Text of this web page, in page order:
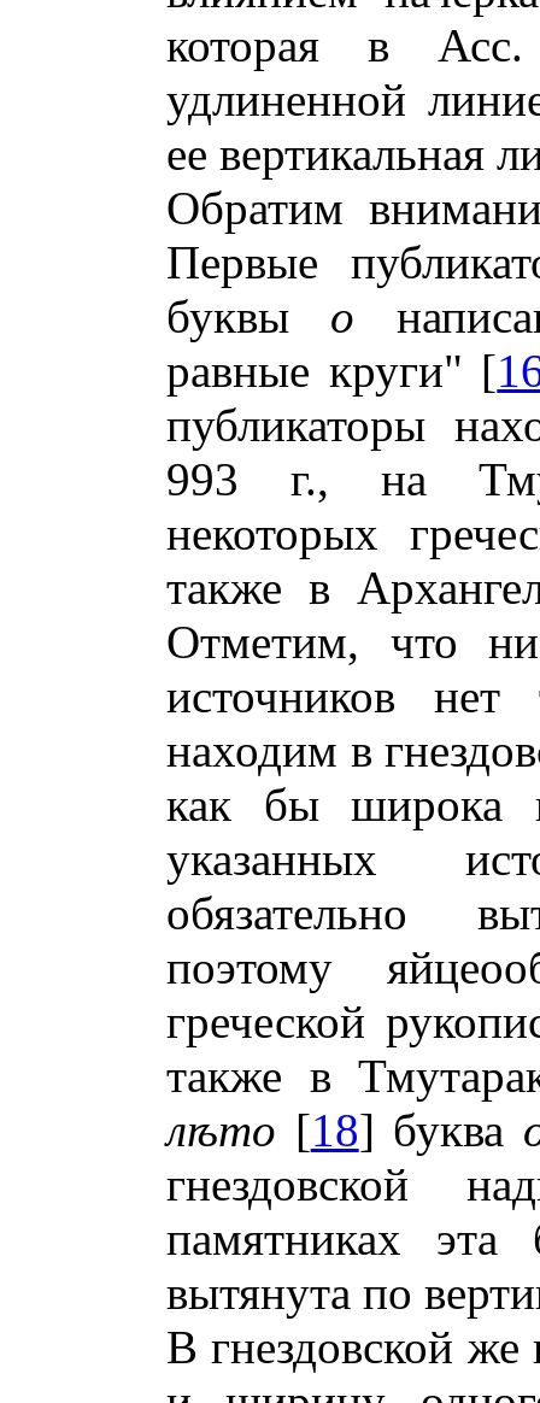
которая в
удлиненной
ее вертикальная
Обратим
Первые
буквы о
равные круги" [
публикаторы
993 г., на
некоторых
также в
Отметим, что
источников
находим в
как бы широка
указанных
обязательно
поэтому
греческой
также в
лѣто [18] буква
гнездовской
памятниках эта
вытянута по
В гнездовской